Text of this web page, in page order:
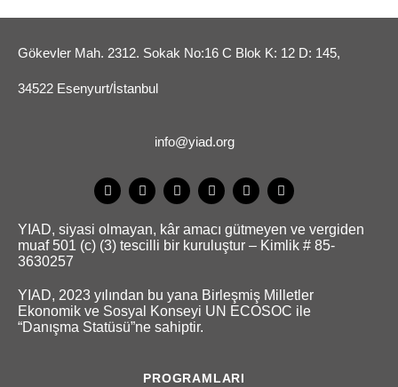
Gökevler Mah. 2312. Sokak No:16 C Blok K: 12 D: 145,
34522 Esenyurt/İstanbul
info@yiad.org
YIAD, siyasi olmayan, kâr amacı gütmeyen ve vergiden
muaf 501 (c) (3) tescilli bir kuruluştur – Kimlik # 85-
3630257
YIAD, 2023 yılından bu yana Birleşmiş Milletler
Ekonomik ve Sosyal Konseyi UN ECOSOC ile
“Danışma Statüsü”ne sahiptir.
PROGRAMLARI